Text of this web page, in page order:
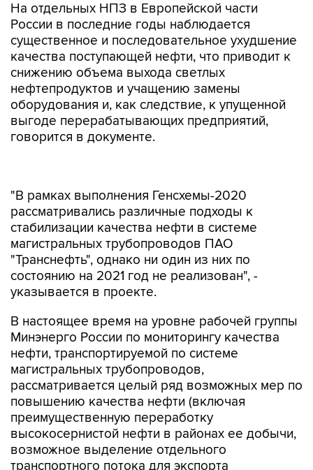
На отдельных НПЗ в Европейской части
России в последние годы наблюдается
существенное и последовательное ухудшение
качества поступающей нефти, что приводит к
снижению объема выхода светлых
нефтепродуктов и учащению замены
оборудования и, как следствие, к упущенной
выгоде перерабатывающих предприятий,
говорится в документе.
стабилизации качества нефти в системе
магистральных трубопроводов ПАО
"Транснефть", однако ни один из них по
состоянию на 2021 год не реализован", -
указывается в проекте.
В настоящее время на уровне рабочей группы
нефти, транспортируемой по системе
магистральных трубопроводов,
рассматривается целый ряд возможных мер по
повышению качества нефти (включая
преимущественную переработку
высокосернистой нефти в районах ее добычи,
возможное выделение отдельного
транспортного потока для экспорта
высокосернистой и высоковязкой нефти,